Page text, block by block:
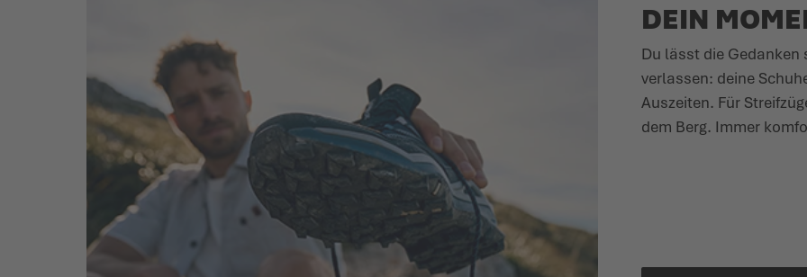
DEIN
Du lässt die Gedanken
verlassen: deine
Auszeiten. Für
dem Berg. Immer